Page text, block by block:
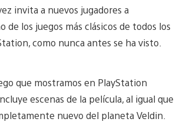
invita a nuevos jugadores a
de los juegos más clásicos de todos los
como nunca antes se ha visto.
que mostramos en PlayStation
escenas de la película, al igual que
nuevo del planeta Veldin.